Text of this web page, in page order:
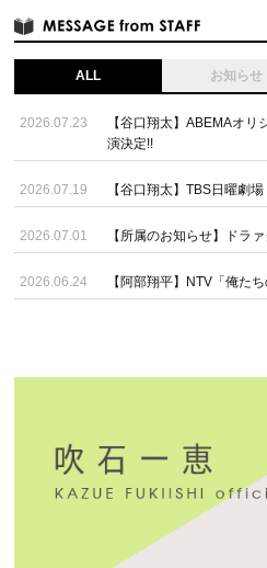
ALL お知らせ
2026.07.23
【谷口翔太】ABEMAオ
演決定!!
2026.07.19 【谷口翔太】TBS日曜劇
2026.07.01 【所属のお知らせ】ドラ
2026.06.24 【阿部翔平】NTV「俺た